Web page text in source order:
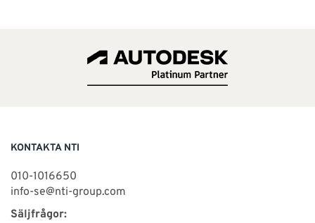
KONTAKTA NTI
010-1016650
info-se@nti-group.com
Säljfrågor: